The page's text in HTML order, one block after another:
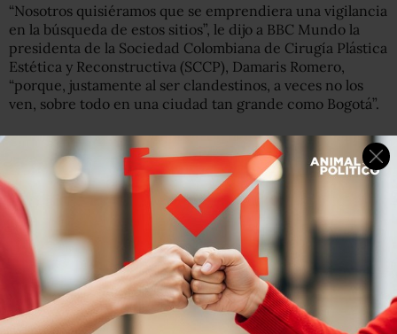
“Nosotros quisiéramos que se emprendiera una vigilancia
en la búsqueda de estos sitios”, le dijo a BBC Mundo la
presidenta de la Sociedad Colombiana de Cirugía Plástica
Estética y Reconstructiva (SCCP), Damaris Romero,
“porque, justamente al ser clandestinos, a veces no los
ven, sobre todo en una ciudad tan grande como Bogotá”.
La búsqueda que emprendieron las amigas de la víctima
el 13 de mayo y que terminó el 19 con el hallazgo del
cuerpo de Yulixa en un municipio del departamento de
Cundinamarca se viralizó en redes sociales y llevó a que
miles de personas siguieran con interés todos los detalles
del caso.